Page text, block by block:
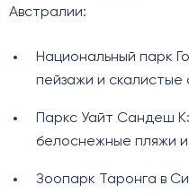
Австралии:
Национальный парк
пейзажи и скалистые
Паркс Уайт Сандеш
белоснежные пляжи
Зоопарк Таронга в